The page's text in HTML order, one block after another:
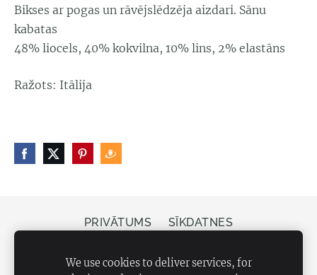
Bikses ar pogas un rāvējslēdzēja aizdari. Sānu
kabatas
48% liocels, 40% kokvilna, 10% lins, 2% elastāns
Ražots: Itālija
PRIVĀTUMS SĪKDATNES
Veikals Bergs, Elizabetes iela 20, Rīga, LV-1050
We use cookies to deliver services, for